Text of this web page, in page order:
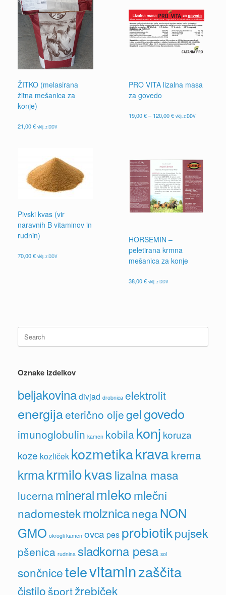
ŽITKO (melasirana
žitna mešanica za
konje)
21,00€ vklj. z DDV
PRO VITA lizalna masa
za govedo
19,00€ – 120,00€Cenovni
vklj. z DDV
različic.
Možnosti
lahko
izberete
na
strani
Pivski kvas (vir
naravnih B vitaminov in
rudnin)
70,00€ vklj. z DDV
HORSEMIN –
peletirana krmna
mešanica za konje
38,00€ vklj. z DDV
for:
Oznake izdelkov
beljakovinadivjad drobnica elektrolit
energijaeterično oljegelgovedo
imunoglobulin kamen kobilakonj koruza
koze kozliček kozmetikakrava krema
krmakrmilokvaslizalna masa
lucernamineralmlekomlečni
nadomestekmolznicanegaNON
GMO okrogli kamen ovca pes probiotikpujsek
pšenica rudnina sladkorna pesa sol
sončnicetelevitaminzaščita
čistilošportžrebiček